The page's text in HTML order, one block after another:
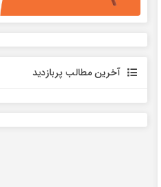
آخرین مطالب پربازدید